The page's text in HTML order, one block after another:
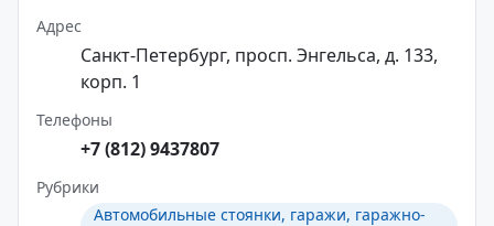
Адрес
Санкт-Петербург, просп. Энгельса, д. 133,
корп. 1
Телефоны
+7 (812) 9437807
Рубрики
Автомобильные стоянки, гаражи, гаражно-